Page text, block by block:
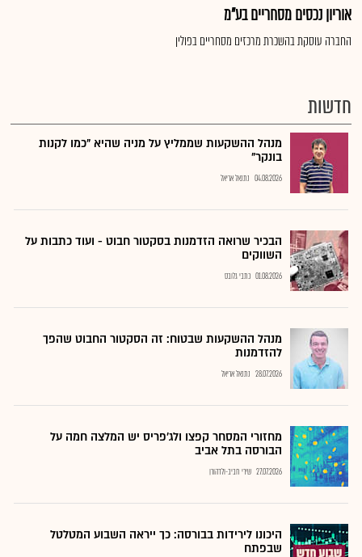
אוריון נכסים מסחריים בע"מ
החברה עוסקת בהשכרת מרכזים מסחריים בפולין
חדשות
מנהל ההשקעות שממליץ על מניה שהיא "כמו לקנות
בונקר"
04.08.2026 נתנאל אריאל
הבכיר שרואה הזדמנות בסקטור חבוט - ועוד כתבות על
השווקים
01.08.2026 כתבי גלובס
מנהל ההשקעות שבטוח: זה הסקטור החבוט שהפך
להזדמנות
28.07.2026 נתנאל אריאל
מחזורי המסחר קפצו ולג'פריס יש המלצה חמה על
הבורסה בתל אביב
27.07.2026 שירי חביב-ולדהורן
היכונו לירידות בבורסה: כך ייראה השבוע המטלטל
שבפתח